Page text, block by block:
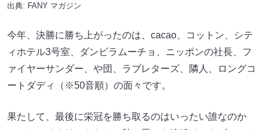
出典: FANY マガジン
今年、決勝に勝ち上がったのは、cacao、コットン​​、シテ
ィホテル3号室​​、ダンビラムーチョ​​、ニッポンの社長、フ
ァイヤーサンダー、や団、ラブレターズ、隣人、ロングコ
ートダディ（※50音順）の面々です。
果たして、最後に栄冠を勝ち取るのはいったい誰なのか